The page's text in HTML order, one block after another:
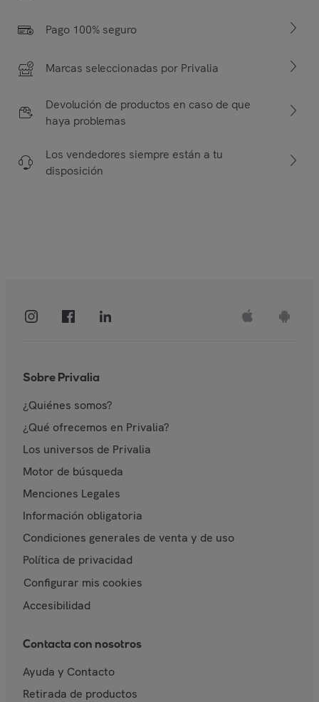
Pago 100% seguro
Marcas seleccionadas por Privalia
Devolución de productos en caso de que
haya problemas
Los vendedores siempre están a tu
disposición
Sobre Privalia
¿Quiénes somos?
¿Qué ofrecemos en Privalia?
Los universos de Privalia
Motor de búsqueda
Menciones Legales
Información obligatoria
Condiciones generales de venta y de uso
Política de privacidad
Configurar mis cookies
Accesibilidad
Contacta con nosotros
Ayuda y Contacto
Retirada de productos